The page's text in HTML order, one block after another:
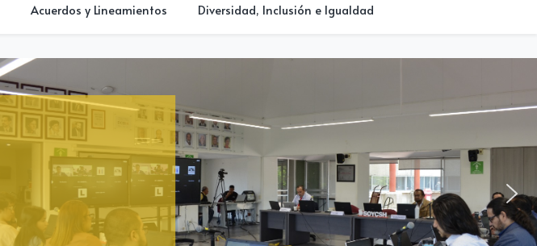
Acuerdos y Lineamientos Diversidad, Inclusión e Igualdad